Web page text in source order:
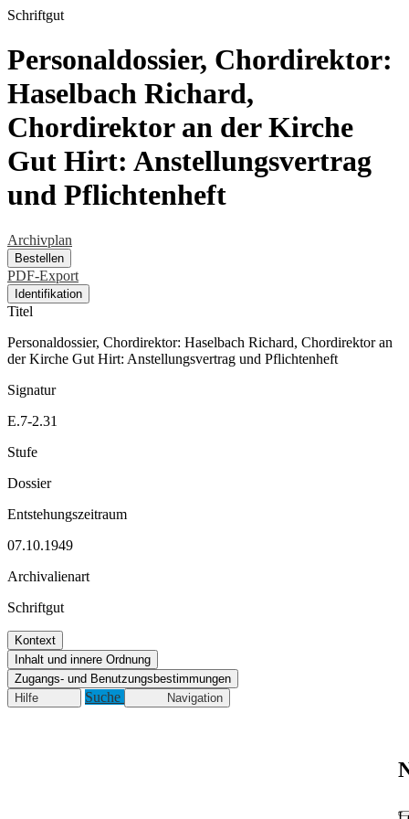
Schriftgut
Personaldossier, Chordirektor:
Haselbach Richard,
Chordirektor an der Kirche
Gut Hirt: Anstellungsvertrag
und Pflichtenheft
Archivplan
Bestellen
PDF-Export
Identifikation
Titel
Personaldossier, Chordirektor: Haselbach Richard, Chordirektor an
der Kirche Gut Hirt: Anstellungsvertrag und Pflichtenheft
Signatur
E.7-2.31
Stufe
Dossier
Entstehungszeitraum
07.10.1949
Archivalienart
Schriftgut
Kontext
Inhalt und innere Ordnung
Zugangs- und Benutzungsbestimmungen
Hilfe
Suche Navigation